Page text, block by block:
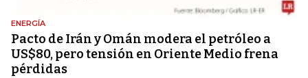
ENERGÍA
Pacto de Irán y Omán modera el petróleo a
US$80, pero tensión en Oriente Medio frena
pérdidas